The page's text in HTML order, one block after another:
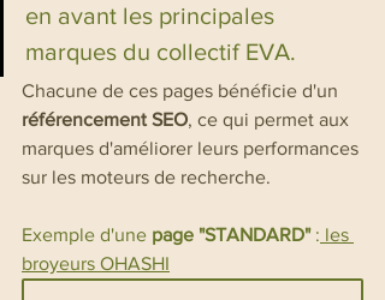
en avant les principales
marques du collectif EVA.
Chacune de ces pages bénéficie d'un
référencement SEO, ce qui permet aux
marques d'améliorer leurs performances
sur les moteurs de recherche.
Exemple d'une page "STANDARD" : les
broyeurs OHASHI